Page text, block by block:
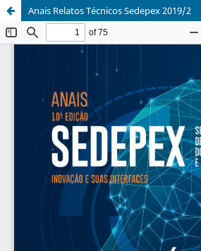
Anais Relatos Técnicos Sedepex 2019/2